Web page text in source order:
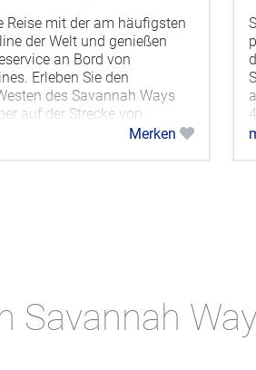
Reise mit der am häufigsten
der Welt und genießen
an Bord von
Erleben Sie den
des Savannah Ways per
der Strecke von Cairns...
Merken
Savannah